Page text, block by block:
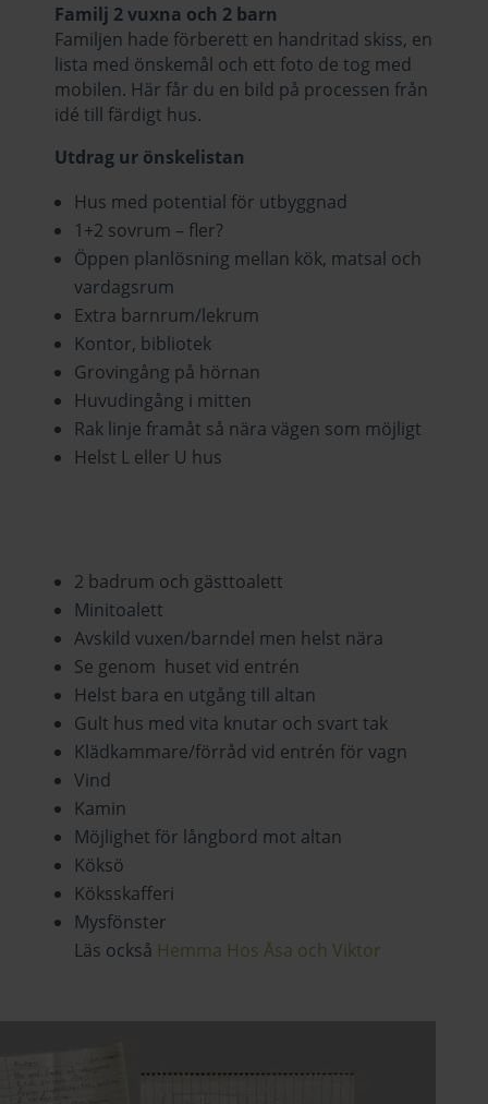
Familj 2 vuxna och 2 barn
Familjen hade förberett en handritad skiss, en
lista med önskemål och ett foto de tog med
mobilen. Här får du en bild på processen från
idé till färdigt hus.
Utdrag ur önskelistan
Hus med potential för utbyggnad
1+2 sovrum – fler?
Öppen planlösning mellan kök, matsal och
vardagsrum
Extra barnrum/lekrum
Kontor, bibliotek
Grovingång på hörnan
Huvudingång i mitten
Rak linje framåt så nära vägen som möjligt
Helst L eller U hus
2 badrum och gästtoalett
Minitoalett
Avskild vuxen/barndel men helst nära
Se genom huset vid entrén
Helst bara en utgång till altan
Gult hus med vita knutar och svart tak
Klädkammare/förråd vid entrén för vagn
Vind
Kamin
Möjlighet för långbord mot altan
Köksö
Köksskafferi
Mysfönster
Läs också Hemma Hos Åsa och Viktor